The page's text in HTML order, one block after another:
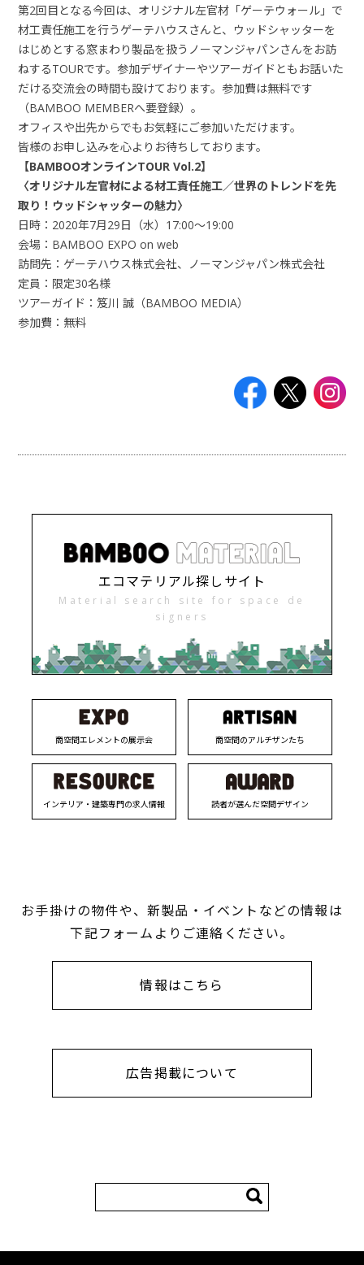
第2回目となる今回は、オリジナル左官材「ゲーテウォール」で
材工責任施工を行うゲーテハウスさんと、ウッドシャッターを
はじめとする窓まわり製品を扱うノーマンジャパンさんをお訪
ねするTOURです。参加デザイナーやツアーガイドともお話いた
だける交流会の時間も設けております。参加費は無料です
（BAMBOO MEMBERへ要登録）。
オフィスや出先からでもお気軽にご参加いただけます。
皆様のお申し込みを心よりお待ちしております。
【BAMBOOオンラインTOUR Vol.2】
〈オリジナル左官材による材工責任施工／世界のトレンドを先
取り ！ウッドシャッターの魅力〉
日時：2020年7月29日（水）17:00～19:00
会場：BAMBOO EXPO on web
訪問先：ゲーテハウス株式会社、ノーマンジャパン株式会社
定員：限定30名様
ツアーガイド：笈川 誠（BAMBOO MEDIA）
参加費：無料
エコマテリアル探しサイト
Material search site for space de
signers
商空間エレメントの展示会 商空間のアルチザンたち
インテリア・建築専門の求人情報 読者が選んだ空間デザイン
お手掛けの物件や、新製品・イベントなどの情報は
下記フォームよりご連絡ください。
情報はこちら
広告掲載について
索: